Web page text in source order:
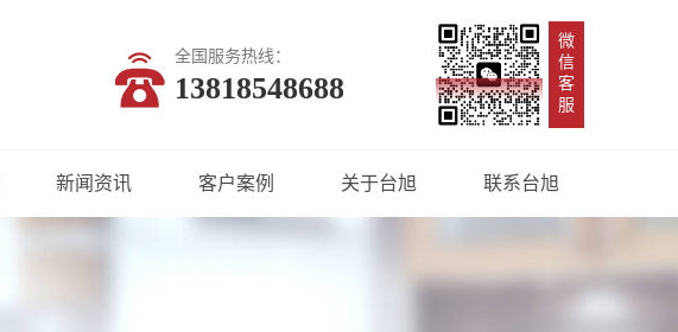
微
信
客
服
全国服务热线：
13818548688
新闻资讯 客户案例 关于台旭 联系台旭